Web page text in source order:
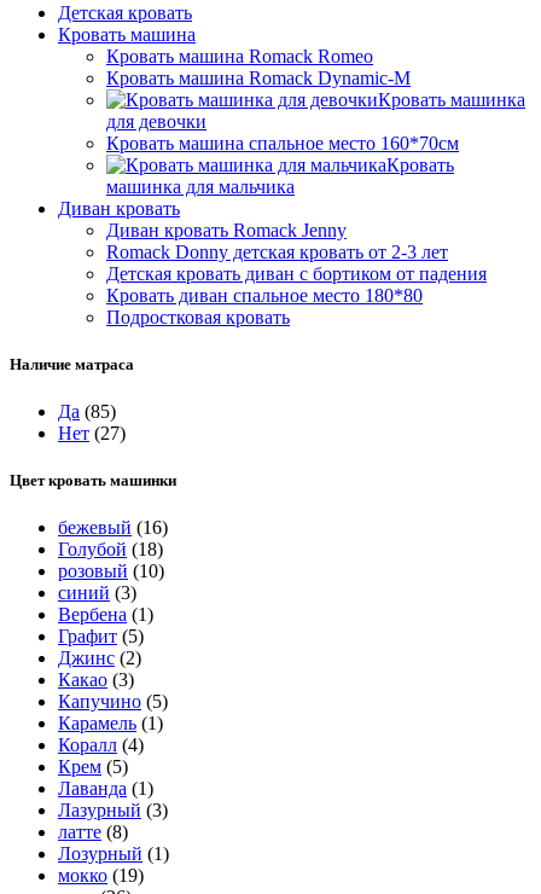
Детская кровать
Кровать машина
Кровать машина Romack Romeo
Кровать машина Romack Dynamic-M
Кровать машинка
для девочки
Кровать машина спальное место 160*70см
Кровать
машинка для мальчика
Диван кровать
Диван кровать Romack Jenny
Romack Donny детская кровать от 2-3 лет
Детская кровать диван с бортиком от падения
Кровать диван спальное место 180*80
Подростковая кровать
Наличие матраса
Да (85)
Нет (27)
Цвет кровать машинки
бежевый (16)
Голубой (18)
розовый (10)
синий (3)
Вербена (1)
Графит (5)
Джинс (2)
Какао (3)
Капучино (5)
Карамель (1)
Коралл (4)
Крем (5)
Лаванда (1)
Лазурный (3)
латте (8)
Лозурный (1)
мокко (19)